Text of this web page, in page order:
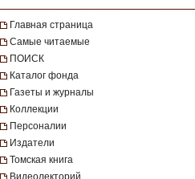
Главная страница
Самые читаемые
ПОИСК
Каталог фонда
Газеты и журналы
Коллекции
Персоналии
Издатели
Томская книга
Видеолекторий